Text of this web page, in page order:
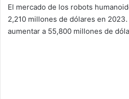
El mercado de los robots
2,210 millones de dólares en
aumentar a 55,800 millones de